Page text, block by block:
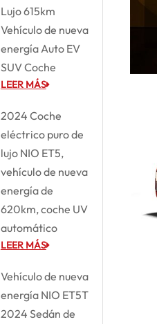
Lujo 615km
Vehículo de nueva
energía Auto EV
SUV Coche
LEER MÁS
2024 Coche
eléctrico puro de
lujo NIO ET5,
vehículo de nueva
energía de
620km, coche UV
automático
LEER MÁS
Vehículo de nueva
energía NIO ET5T
2024 Sedán de